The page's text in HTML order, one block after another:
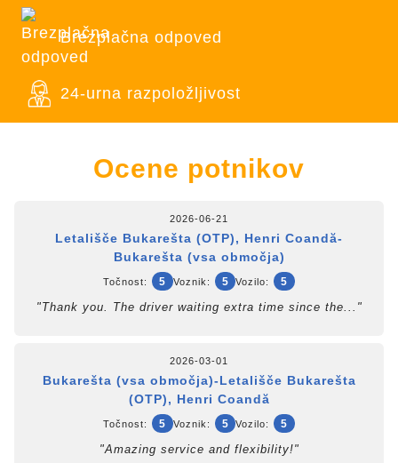
Brezplačna odpoved
24-urna razpoložljivost
Ocene potnikov
2026-06-21
Letališče Bukarešta (OTP), Henri Coandă-
Bukarešta (vsa območja)
Točnost: 5 Voznik: 5 Vozilo: 5
"Thank you. The driver waiting extra time since the..."
2026-03-01
Bukarešta (vsa območja)-Letališče Bukarešta
(OTP), Henri Coandă
Točnost: 5 Voznik: 5 Vozilo: 5
"Amazing service and flexibility!"